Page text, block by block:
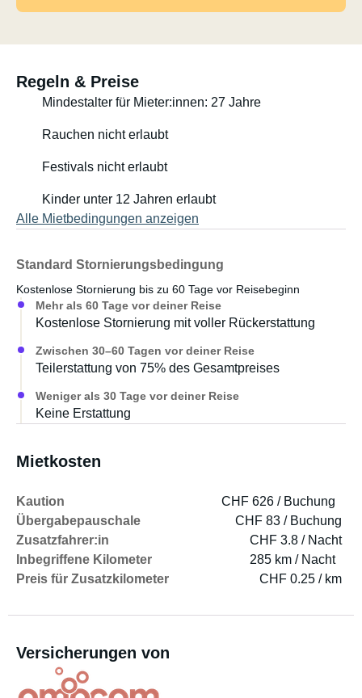
Regeln & Preise
Mindestalter für Mieter:innen: 27 Jahre
Rauchen nicht erlaubt
Festivals nicht erlaubt
Kinder unter 12 Jahren erlaubt
Alle Mietbedingungen anzeigen
Standard Stornierungsbedingung
Kostenlose Stornierung bis zu 60 Tage vor Reisebeginn
Mehr als 60 Tage vor deiner Reise
Kostenlose Stornierung mit voller Rückerstattung
Zwischen 30–60 Tagen vor deiner Reise
Teilerstattung von 75% des Gesamtpreises
Weniger als 30 Tage vor deiner Reise
Keine Erstattung
Mietkosten
Kaution
CHF 626 / Buchung
Übergabepauschale
CHF 83 / Buchung
Zusatzfahrer:in
CHF 3.8 / Nacht
Inbegriffene Kilometer
285 km / Nacht
Preis für Zusatzkilometer
CHF 0.25 / km
Versicherungen von